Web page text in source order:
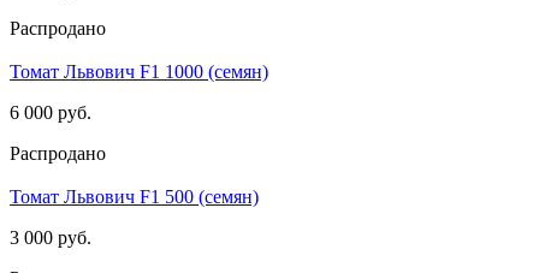
Распродано
Томат Львович F1 1000 (семян)
6 000 руб.
Распродано
Томат Львович F1 500 (семян)
3 000 руб.